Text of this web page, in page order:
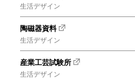
生活デザイン
陶磁器資料
生活デザイン
産業工芸試験所
生活デザイン